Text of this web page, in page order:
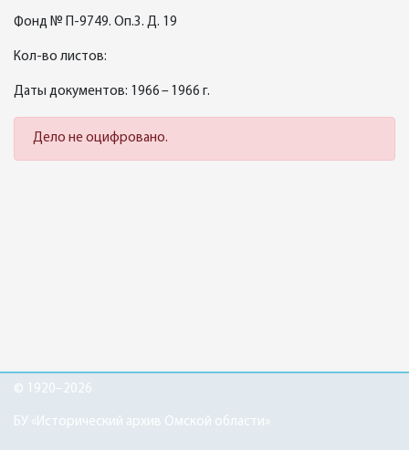
Фонд № П-9749. Оп.3. Д. 19
Кол-во листов:
Даты документов: 1966 – 1966 г.
Дело не оцифровано.
© 1920–2026
БУ «Исторический архив Омской области»